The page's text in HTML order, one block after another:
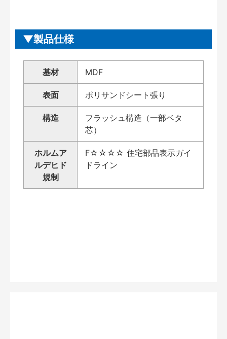
製品仕様
基材 MDF
表面 ポリサンドシート張り
構造
フラッシュ構造（一部ベタ
芯）
ホルムア
ルデヒド
規制
F☆☆☆☆ 住宅部品表示ガイ
ドライン